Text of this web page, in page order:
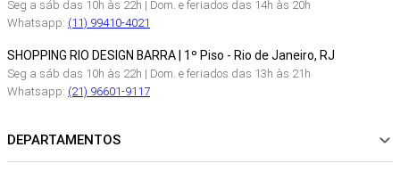
Seg a sáb das 10h às 22h | Dom. e feriados das 14h às 20h
Whatsapp: (11) 99410-4021
SHOPPING RIO DESIGN BARRA | 1º Piso - Rio de Janeiro, RJ
Seg a sáb das 10h às 22h | Dom. e feriados das 13h às 21h
Whatsapp: (21) 96601-9117
DEPARTAMENTOS